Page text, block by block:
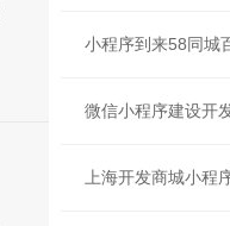
小程序到来58同城
微信小程序建设开
上海开发商城小程